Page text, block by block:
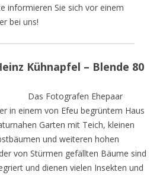
informieren Sie sich vor einem
bei uns!
Kühnapfel – Blende 80
Das Fotografen Ehepaar
in einem von Efeu begrüntem Haus
Garten mit Teich, kleinen
und weiteren hohen
von Stürmen gefällten Bäume sind
und dienen vielen Insekten und